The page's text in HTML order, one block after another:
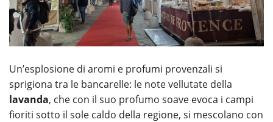
Un’esplosione di aromi e profumi provenzali si
sprigiona tra le bancarelle: le note vellutate della
lavanda, che con il suo profumo soave evoca i campi
fioriti sotto il sole caldo della regione, si mescolano con